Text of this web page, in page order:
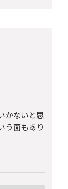
かないと思
う面もあり